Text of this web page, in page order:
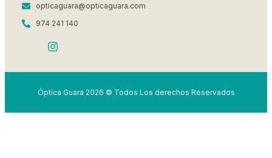
opticaguara@opticaguara.com
974 241 140
Óptica Guara 2026 © Todos Los derechos Reservados